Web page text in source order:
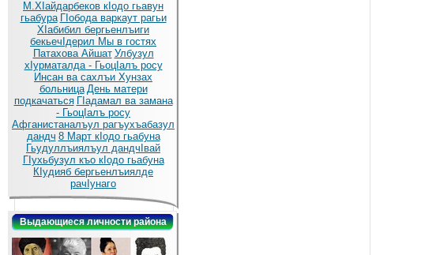
М.ХIайдарбеков кIодо гьавун
гьабура ГIобода варкаут рагьи
ХIабибил бергьенлъиги
бекьечIдерил Мы в гостях
Патахова Айшат Улбузул
хIурматалда - ГьоцIалъ росу
Инсан ва сахлъи Хунзах
больница День матери
подкачаться ГIадамал ва замана
- ГьоцIалъ росу
Афганистаналъул рагъухъабазул
дандч 8 Март кIодо гьабуна
Гьудуллъиялъул дандчIвай
ГIухьбузул къо кIодо гьабуна
КIудияб бергьенлъиялде
рачIунаго
Выдающиеся личности района